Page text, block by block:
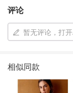
评论
暂无评论，打
相似同款